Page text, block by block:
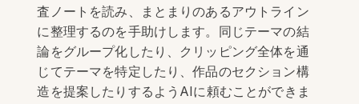
査ノートを読み、まとまりのあるアウトライン
に整理するのを手助けします。同じテーマの結
論をグループ化したり、クリッピング全体を通
じてテーマを特定したり、作品のセクション構
造を提案したりするようAIに頼むことができま